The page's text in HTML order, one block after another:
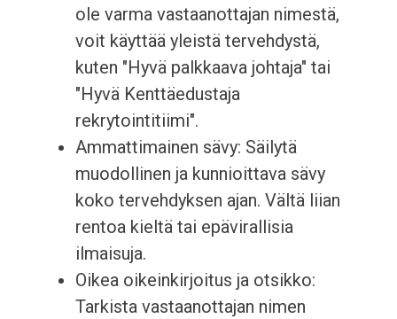
ole varma vastaanottajan nimestä,
voit käyttää yleistä tervehdystä,
kuten "Hyvä palkkaava johtaja" tai
"Hyvä Kenttäedustaja
rekrytointitiimi".
Ammattimainen sävy: Säilytä
muodollinen ja kunnioittava sävy
koko tervehdyksen ajan. Vältä liian
rentoa kieltä tai epävirallisia
ilmaisuja.
Oikea oikeinkirjoitus ja otsikko:
Tarkista vastaanottajan nimen